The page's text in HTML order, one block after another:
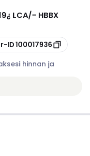
LCA/- HBBX
ID100017936
hinnan ja